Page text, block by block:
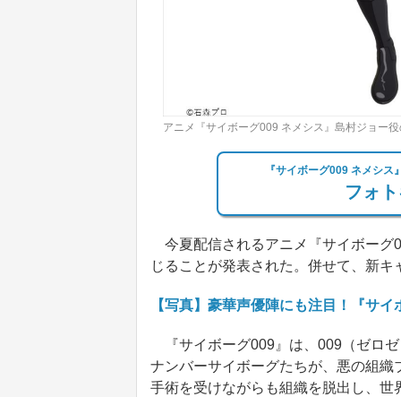
アニメ『サイボーグ009 ネメシス』島村ジョー
『サイボーグ009 ネメシ
フォ
今夏配信されるアニメ『サイボーグ
じることが発表された。併せて、新
【写真】豪華声優陣にも注目！『サ
『サイボーグ009』は、009（ゼロ
ナンバーサイボーグたちが、悪の組
手術を受けながらも組織を脱出し、